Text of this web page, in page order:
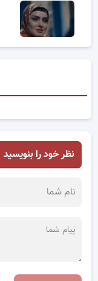
نظر خود را بنویسید